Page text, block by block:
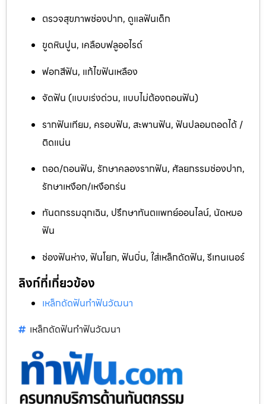
ตรวจสุขภาพช่องปาก, ดูแลฟันเด็ก
ขูดหินปูน, เคลือบฟลูออไรด์
ฟอกสีฟัน, แก้ไขฟันเหลือง
จัดฟัน (แบบเร่งด่วน, แบบไม่ต้องถอนฟัน)
รากฟันเทียม, ครอบฟัน, สะพานฟัน, ฟันปลอมถอดได้ /
ติดแน่น
ถอด/ถอนฟัน, รักษาคลองรากฟัน, ศัลยกรรมช่องปาก,
รักษาเหงือก/เหงือกร่น
ทันตกรรมฉุกเฉิน, ปรึกษาทันตแพทย์ออนไลน์, นัดหมอ
ฟัน
ช่องฟันห่าง, ฟันโยก, ฟันบิ่น, ใส่เหล็กดัดฟัน, รีเทนเนอร์
ลิงก์ที่เกี่ยวข้อง
เหล็กดัดฟันทำฟันวัฒนา
เหล็กดัดฟันทำฟันวัฒนา